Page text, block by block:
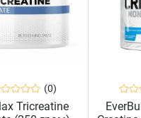
(0)
Tricreatine